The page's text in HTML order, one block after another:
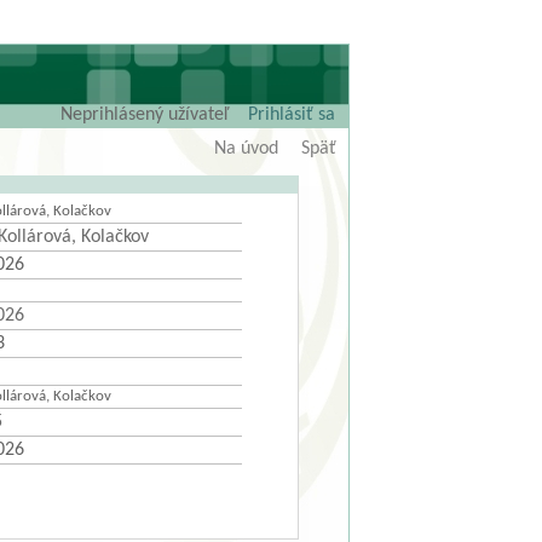
Neprihlásený užívateľ
Prihlásiť sa
Na úvod
Späť
Kolačkov
Kolačkov
Kolačkov